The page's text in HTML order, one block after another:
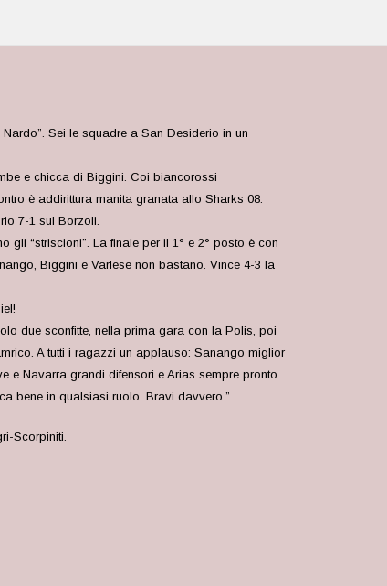
Sei le squadre a San Desiderio in un
e chicca di Biggini. Coi biancorossi
è addirittura manita granata allo Sharks 08.
7-1 sul Borzoli.
“striscioni”. La finale per il 1° e 2° posto è con
Biggini e Varlese non bastano. Vince 4-3 la
due sconfitte, nella prima gara con la Polis, poi
A tutti i ragazzi un applauso: Sanango miglior
e Navarra grandi difensori e Arias sempre pronto
bene in qualsiasi ruolo. Bravi davvero.”
Scorpiniti.